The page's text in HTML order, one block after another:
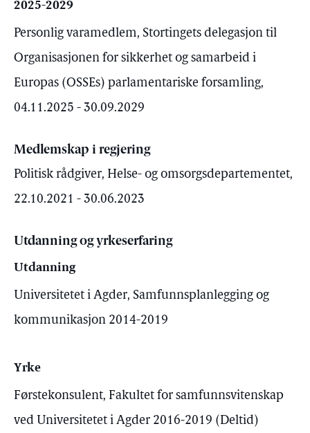
2025-2029
Personlig varamedlem, Stortingets delegasjon til
Organisasjonen for sikkerhet og samarbeid i
Europas (OSSEs) parlamentariske forsamling,
04.11.2025 - 30.09.2029
Medlemskap i regjering
Politisk rådgiver, Helse- og omsorgsdepartementet,
22.10.2021 - 30.06.2023
Utdanning og yrkeserfaring
Utdanning
Universitetet i Agder, Samfunnsplanlegging og
kommunikasjon 2014-2019
Yrke
Førstekonsulent, Fakultet for samfunnsvitenskap
ved Universitetet i Agder 2016-2019 (Deltid)